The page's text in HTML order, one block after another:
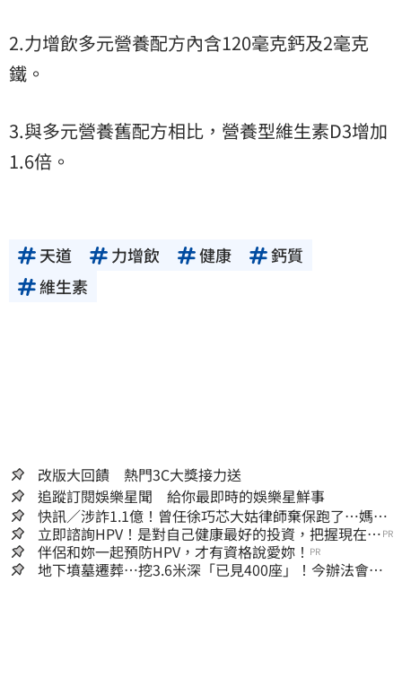
2.力增飲多元營養配方內含120毫克鈣及2毫克
鐵。
3.與多元營養舊配方相比，營養型維生素D3增加
1.6倍。
天道 力增飲 健康
鈣質
維生素
改版大回饋 熱門3C大獎接力送
追蹤訂閱娛樂星聞 給你最即時的娛樂星鮮事
快訊／涉詐1.1億！曾任徐巧芯大姑律師棄保跑了…媽也
離境 桃檢發通緝
立即諮詢HPV！是對自己健康最好的投資，把握現在不
嫌晚！
PR
伴侶和妳一起預防HPV，才有資格說愛妳！ PR
地下墳墓遷葬…挖3.6米深「已見400座」！今辦法會安